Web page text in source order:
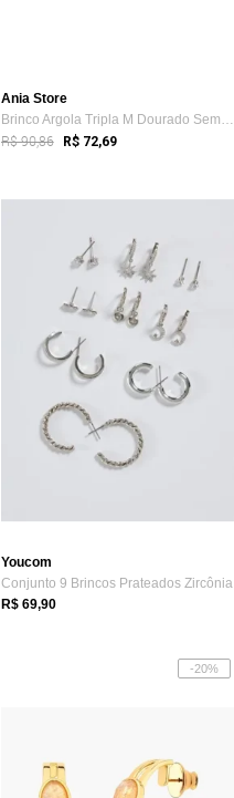
Ania Store
Brinco Argola Tripla M Dourado Semijoia ...
R$ 90,86 R$ 72,69
Youcom
Conjunto 9 Brincos Prateados Zircônia
R$ 69,90
-20%